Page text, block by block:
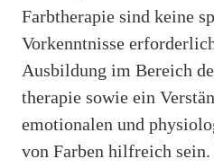
Farbtherapie sind keine
Vorkenntnisse
Ausbildung im Bereich
therapie sowie ein
emotionalen und
von Farben hilfreich